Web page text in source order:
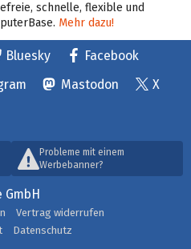
schnelle, flexible und
Mehr dazu!
Bluesky
Facebook
Mastodon
X
Probleme mit einem
Werbebanner?
Vertrag widerrufen
Datenschutz